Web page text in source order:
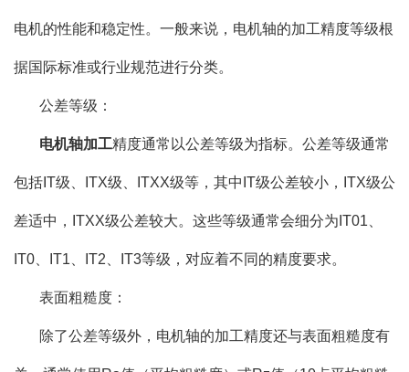
电机的性能和稳定性。一般来说，电机轴的加工精度等级根
据国际标准或行业规范进行分类。
公差等级：
电机轴加工精度通常以公差等级为指标。公差等级通常
包括IT级、ITX级、ITXX级等，其中IT级公差较小，ITX级公
差适中，ITXX级公差较大。这些等级通常会细分为IT01、
IT0、IT1、IT2、IT3等级，对应着不同的精度要求。
表面粗糙度：
除了公差等级外，电机轴的加工精度还与表面粗糙度有